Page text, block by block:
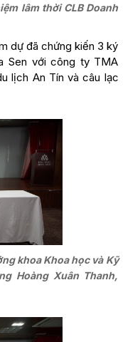
lâm thời CLB Doanh
dự đã chứng kiến 3 ký
Sen với công ty TMA
lịch An Tín và câu lạc
khoa Khoa học và Kỹ
Hoàng Xuân Thanh,